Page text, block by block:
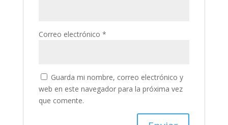
Correo electrónico *
Guarda mi nombre, correo electrónico y
web en este navegador para la próxima vez
que comente.